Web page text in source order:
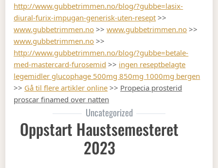
http://www.gubbetrimmen.no/blog/?gubbe=lasix-
diural-furix-impugan-generisk-uten-resept >>
www.gubbetrimmen.no >>www.gubbetrimmen.no >>
www.gubbetrimmen.no >>
http://www.gubbetrimmen.no/blog/?gubbe=betale-
med-mastercard-furosemid >> ingen reseptbelagte
legemidler glucophage 500mg 850mg 1000mg bergen
>> Gå til flere artikler online >> Propecia prosterid
proscar finamed over natten
Uncategorized
Oppstart Haustsemesteret
2023